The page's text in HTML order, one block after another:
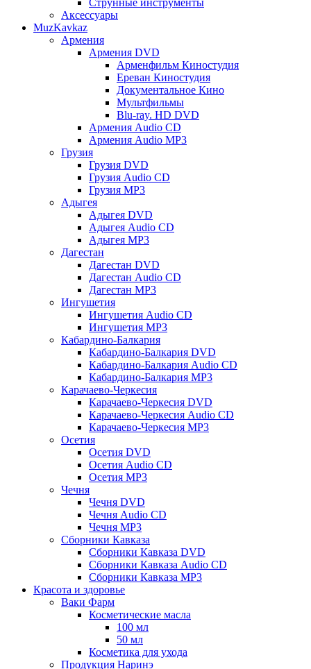
Струнные инструменты
Аксессуары
MuzKavkaz
Армения
Армения DVD
Арменфильм Киностудия
Ереван Киностудия
Документальное Кино
Мультфильмы
Blu-ray. HD DVD
Армения Audio CD
Армения Audio MP3
Грузия
Грузия DVD
Грузия Audio CD
Грузия MP3
Адыгея
Адыгея DVD
Адыгея Audio CD
Адыгея MP3
Дагестан
Дагестан DVD
Дагестан Audio CD
Дагестан MP3
Ингушетия
Ингушетия Audio CD
Ингушетия MP3
Кабардино-Балкария
Кабардино-Балкария DVD
Кабардино-Балкария Audio CD
Кабардино-Балкария MP3
Карачаево-Черкесия
Карачаево-Черкесия DVD
Карачаево-Черкесия Audio CD
Карачаево-Черкесия MP3
Осетия
Осетия DVD
Осетия Audio CD
Осетия MP3
Чечня
Чечня DVD
Чечня Audio CD
Чечня MP3
Сборники Кавказа
Сборники Кавказа DVD
Сборники Кавказа Audio CD
Сборники Кавказа MP3
Красота и здоровье
Ваки Фарм
Косметические масла
100 мл
50 мл
Косметика для ухода
Продукция Наринэ